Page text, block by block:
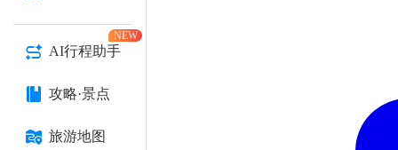
AI行程助手
NEW
攻略·景点
旅游地图